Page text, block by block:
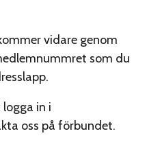
vidare genom
som du
in i
oss på förbundet.